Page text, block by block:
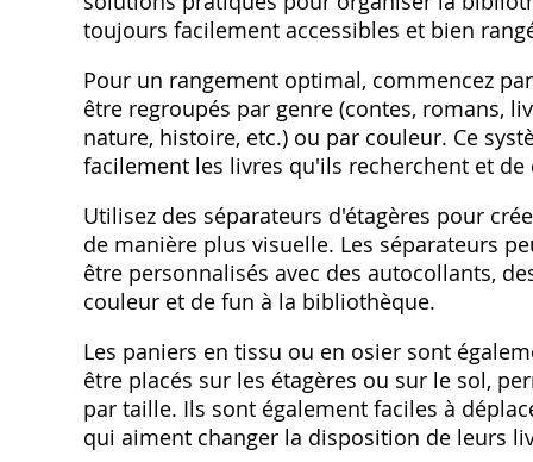
toujours facilement accessibles et bien
Pour un rangement optimal, commencez
être regroupés par genre (contes, romans,
nature, histoire, etc.) ou par couleur. Ce
facilement les livres qu'ils recherchent et
Utilisez des séparateurs d'étagères pour
de manière plus visuelle. Les séparateurs
être personnalisés avec des autocollants,
couleur et de fun à la bibliothèque.
Les paniers en tissu ou en osier sont
être placés sur les étagères ou sur le sol,
par taille. Ils sont également faciles à
qui aiment changer la disposition de leurs